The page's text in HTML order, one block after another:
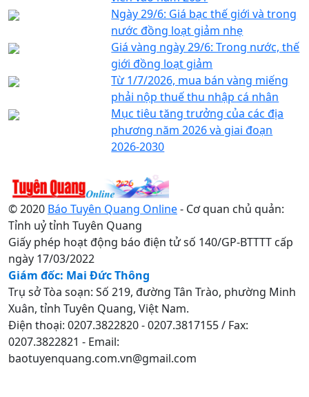
Ngày 29/6: Giá bạc thế giới và trong
nước đồng loạt giảm nhẹ
Giá vàng ngày 29/6: Trong nước, thế
giới đồng loạt giảm
Từ 1/7/2026, mua bán vàng miếng
phải nộp thuế thu nhập cá nhân
Mục tiêu tăng trưởng của các địa
phương năm 2026 và giai đoạn
2026-2030
© 2020 Báo Tuyên Quang Online- Cơ quan chủ quản:
Tỉnh uỷ tỉnh Tuyên Quang
Giấy phép hoạt động báo điện tử số 140/GP-BTTTT cấp
ngày 17/03/2022
Giám đốc: Mai Đức Thông
Trụ sở Tòa soạn: Số 219, đường Tân Trào, phường Minh
Xuân, tỉnh Tuyên Quang, Việt Nam.
Điện thoại: 0207.3822820 - 0207.3817155 / Fax:
0207.3822821 - Email:
baotuyenquang.com.vn@gmail.com